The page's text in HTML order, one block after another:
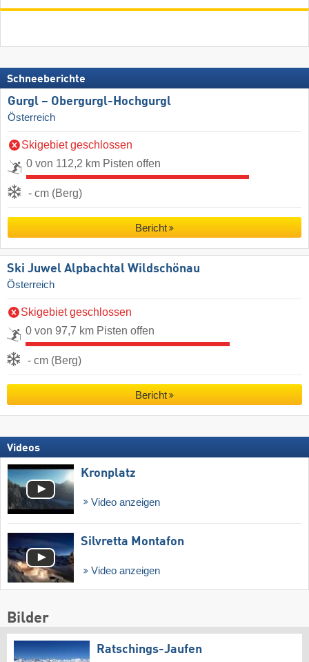
Schneeberichte
Gurgl – Obergurgl-Hochgurgl
Österreich
Skigebiet geschlossen
0 von 112,2 km Pisten offen
- cm (Berg)
Bericht
Ski Juwel Alpbachtal Wildschönau
Österreich
Skigebiet geschlossen
0 von 97,7 km Pisten offen
- cm (Berg)
Bericht
Videos
Kronplatz
Video anzeigen
Silvretta Montafon
Video anzeigen
Bilder
Ratschings-Jaufen